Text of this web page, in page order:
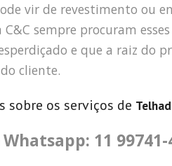
vir de revestimento ou
sempre procuram
e que a raiz do
cliente.
sobre os serviços de
Whatsapp: 11 99741-